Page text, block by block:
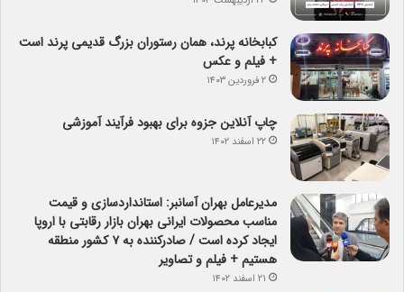
کبابخانه پرند، همان رستوران بزرگ قدیمی پرند است
+ فیلم و عکس
۲ فروردین ۱۴۰۳
چاپ آنلاین جزوه برای بهبود فرآیند آموزشی
۲۲ اسفند ۱۴۰۲
مدیرعامل بهران آسانبر: استانداردسازی و قیمت
مناسب محصولات ایرانی بهران بازار رقابتی با اروپا
ایجاد کرده است / صادرکننده به ۷ کشور منطقه
هستیم + فیلم و تصاویر
۲۱ اسفند ۱۴۰۲